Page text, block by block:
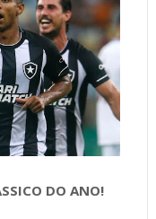
DO ANO!